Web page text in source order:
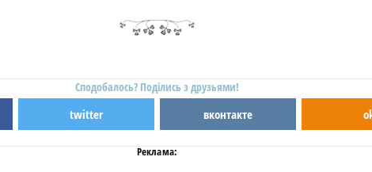
Сподобалось? Поділись з друзьями!
twitter вконтакте
Реклама: